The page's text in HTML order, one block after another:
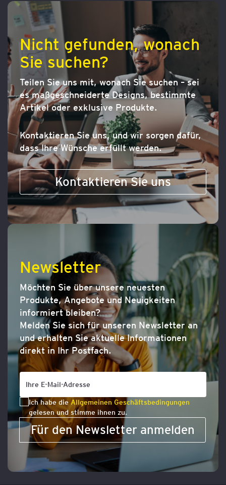
Nicht gefunden, wonach
Sie suchen?
Teilen Sie uns mit, wonach Sie suchen – sei
es maßgeschneiderte Designs, bestimmte
Artikel oder exklusive Produkte.
Kontaktieren Sie uns, und wir sorgen dafür,
dass Ihre Wünsche erfüllt werden.
Kontaktieren Sie uns
Newsletter
Möchten Sie über unsere neuesten
Produkte, Angebote und Neuigkeiten
informiert bleiben?
Melden Sie sich für unseren Newsletter an
und erhalten Sie aktuelle Informationen
direkt in Ihr Postfach.
Ich habe dieAllgemeinen Geschäftsbedingungen
gelesen und stimme ihnen zu.
Für den Newsletter anmelden